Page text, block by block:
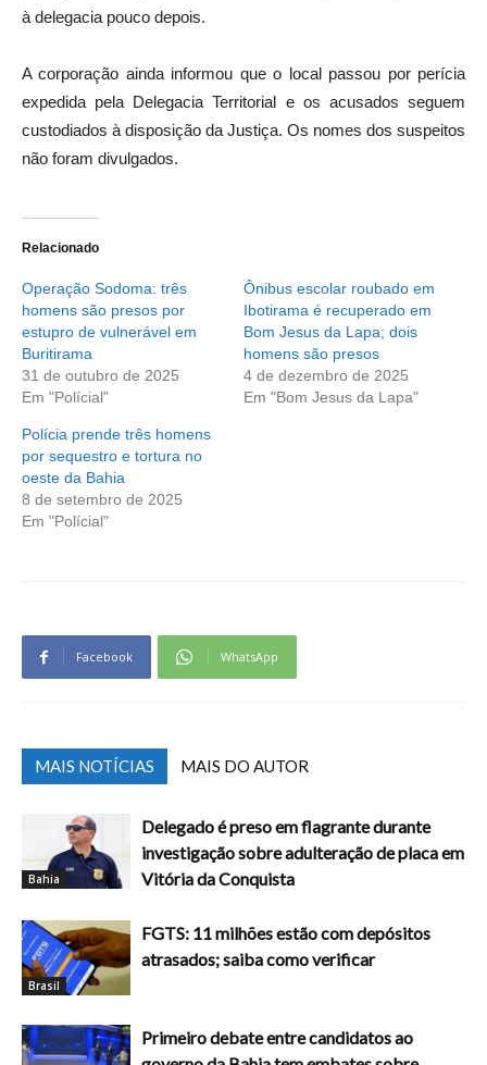
à delegacia pouco depois.
A corporação ainda informou que o local passou por perícia
expedida pela Delegacia Territorial e os acusados seguem
custodiados à disposição da Justiça. Os nomes dos suspeitos
não foram divulgados.
Relacionado
Operação Sodoma: três
homens são presos por
estupro de vulnerável em
Buritirama
31 de outubro de 2025
Em "Polícial"
Ônibus escolar roubado em
Ibotirama é recuperado em
Bom Jesus da Lapa; dois
homens são presos
4 de dezembro de 2025
Em "Bom Jesus da Lapa"
Polícia prende três homens
por sequestro e tortura no
oeste da Bahia
8 de setembro de 2025
Em "Polícial"
Facebook WhatsApp
MAIS NOTÍCIAS MAIS DO AUTOR
Bahia
Delegado é preso em flagrante durante
investigação sobre adulteração de placa em
Vitória da Conquista
Brasil
FGTS: 11 milhões estão com depósitos
atrasados; saiba como verificar
Primeiro debate entre candidatos ao